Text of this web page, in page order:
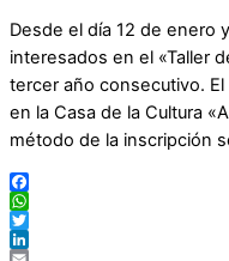
Desde el día 12 de enero
interesados en el «Taller
tercer año consecutivo.
en la Casa de la Cultura
método de la inscripción
Facebook
WhatsApp
Twitter